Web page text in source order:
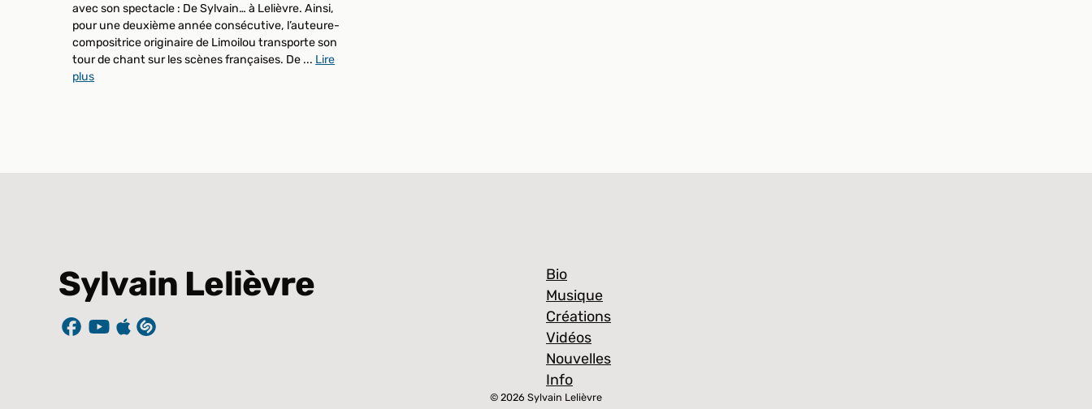
avec son spectacle : De Sylvain… à Lelièvre. Ainsi,
pour une deuxième année consécutive, l’auteure-
compositrice originaire de Limoilou transporte son
tour de chant sur les scènes françaises. De ... Lire
plus
Sylvain Lelièvre
Bio
Musique
Créations
Vidéos
Nouvelles
Info
© 2026 Sylvain Lelièvre